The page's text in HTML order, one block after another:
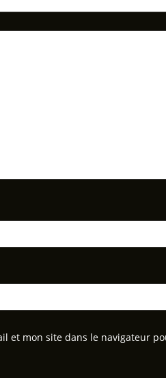
et mon site dans le navigateur